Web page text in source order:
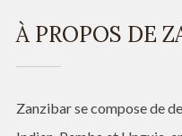
À PROPOS DE
Zanzibar se compose de